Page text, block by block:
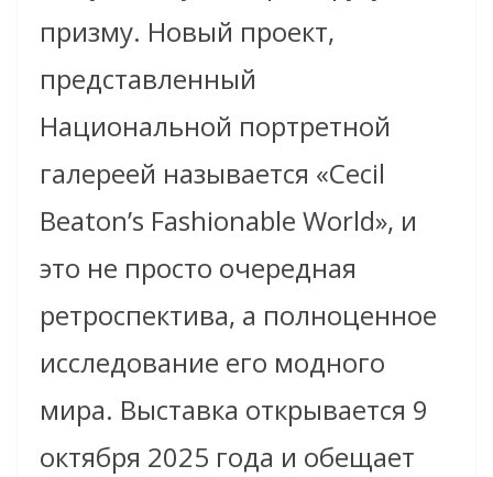
призму. Новый проект,
представленный
Национальной портретной
галереей называется «Cecil
Beaton’s Fashionable World», и
это не просто очередная
ретроспектива, а полноценное
исследование его модного
мира. Выставка открывается 9
октября 2025 года и обещает